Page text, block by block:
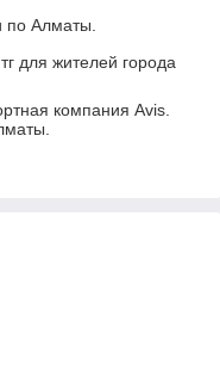
по Алматы.
для жителей города
компания Avis.